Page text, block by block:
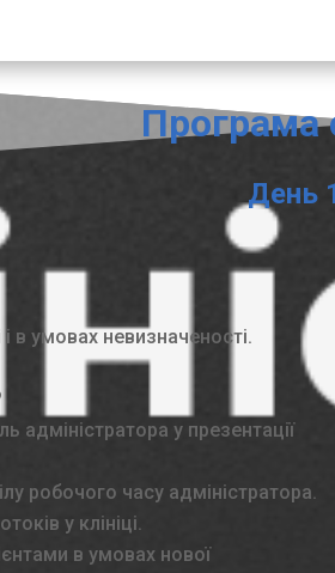
Програма
День
в умовах невизначеності.
адміністратора у презентації
робочого часу адміністратора.
у клініці.
в умовах нової